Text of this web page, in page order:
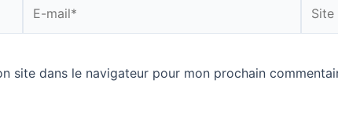
mail*
site dans le navigateur pour mon prochain